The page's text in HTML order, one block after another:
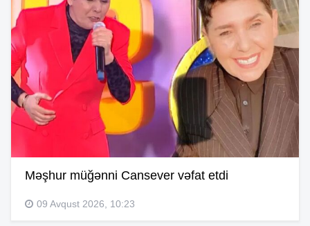
Məşhur müğənni Cansever vəfat etdi
09 Avqust 2026, 10:23